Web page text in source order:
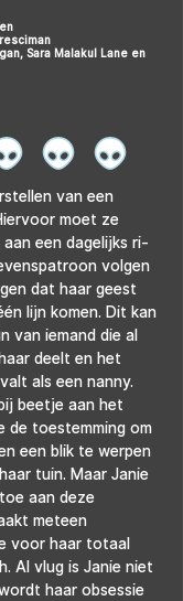
Sara Malakul Lane en
van een
moet ze
een dagelijks ri-
volgen
dat haar geest
lijn komen. Dit kan
van iemand die al
deelt en het
als een nanny.
beetje aan het
de toestemming om
een blik te werpen
tuin. Maar Janie
aan deze
meteen
voor haar totaal
Al vlug is Janie niet
haar obsessie